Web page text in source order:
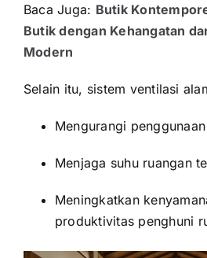
Baca Juga: Butik
Butik dengan Kehangatan
Modern
Selain itu, sistem ventilasi
Mengurangi
Menjaga suhu ruangan
Meningkatkan
produktivitas penghuni